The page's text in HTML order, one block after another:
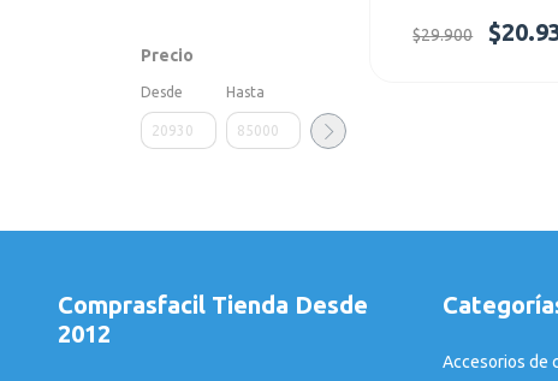
Precio
Desde Hasta
Retráctil
$29.900
Comprasfacil Tienda Desde
2012
Accesorios de